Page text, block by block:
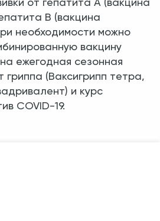
от гепатита А (вакцина
В (вакцина
необходимости можно
вакцину
ежегодная сезонная
гриппа (Ваксигрипп тетра,
и курс
COVID-19.